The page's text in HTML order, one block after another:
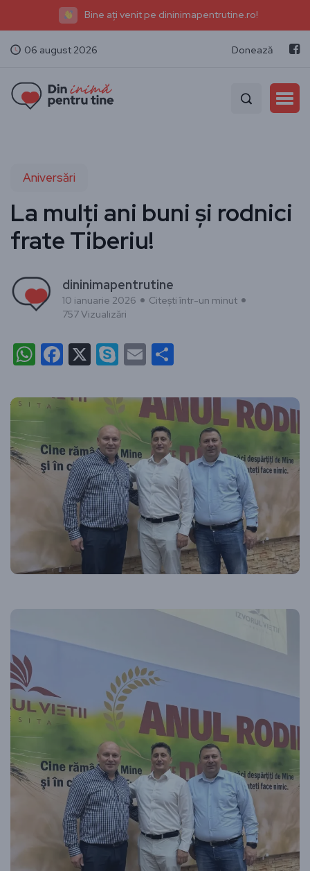
Bine ați venit pe dininimapentrutine.ro!
06 august 2026 Donează
Aniversări
La mulți ani buni și rodnici
frate Tiberiu!
dininimapentrutine
10 ianuarie 2026
Citești într-un minut
757 Vizualizări
WhatsApp
Facebook
X Skype
Email